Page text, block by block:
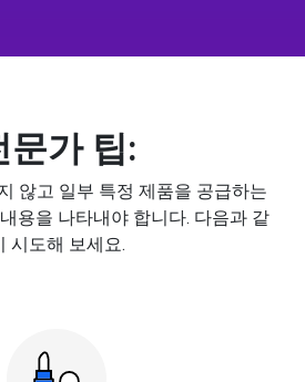
문가 팁:
않고 일부 특정 제품을 공급하는
용을 나타내야 합니다. 다음과 같
시도해 보세요.